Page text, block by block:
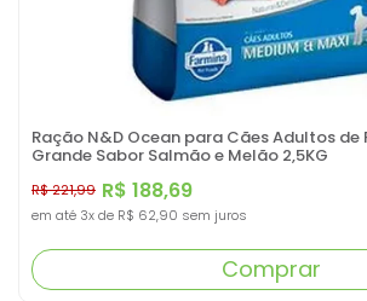
Ração N&D Ocean para Cães Adultos de
Grande Sabor Salmão e Melão 2,5KG
R$ 188,69
R$ 221,99
em até 3x de R$ 62,90 sem juros
Comprar